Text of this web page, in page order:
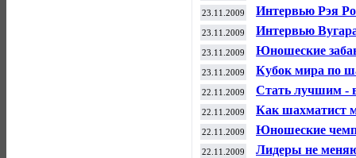
23.11.2009 Интервью Рэя
23.11.2009 Интервью
23.11.2009 Юношеские
23.11.2009 Кубок мира по
22.11.2009 Стать лучшим -
22.11.2009 Как шахматист
22.11.2009 Юношеские
22.11.2009 Лидеры не